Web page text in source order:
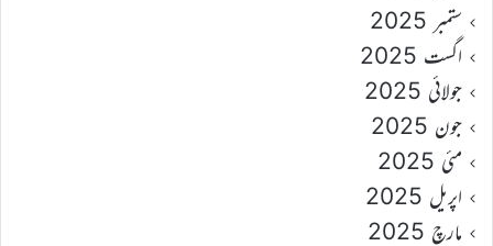
ستمبر 2025
اگست 2025
جولائی 2025
جون 2025
مئی 2025
اپریل 2025
مارچ 2025